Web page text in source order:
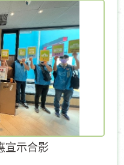
宣示合影